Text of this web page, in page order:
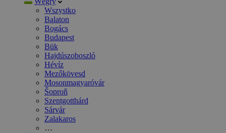
Wszystko
Balaton
Bogács
Budapest
Bük
Hajdúszoboszló
Hévíz
Mezőkövesd
Mosonmagyaróvár
Šoproň
Szentgotthárd
Sárvár
Zalakaros
…